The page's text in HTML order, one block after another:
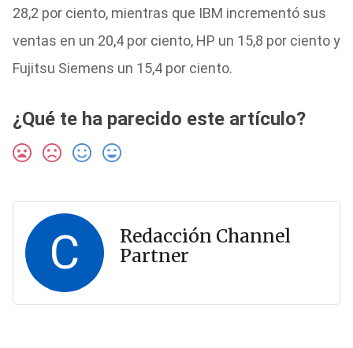
28,2 por ciento, mientras que IBM incrementó sus
ventas en un 20,4 por ciento, HP un 15,8 por ciento y
Fujitsu Siemens un 15,4 por ciento.
¿Qué te ha parecido este artículo?
C
Redacción Channel
Partner